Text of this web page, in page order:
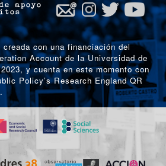
apoyo
con una financiación del
Account de la Universidad de
y cuenta en este momento con
Policy’s Research England QR